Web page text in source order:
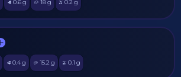
🥩 0.6g 🥔 18g 🫒 0.2 g
🥩 0.4g 🥔 15.2 g 🫒 0.1 g